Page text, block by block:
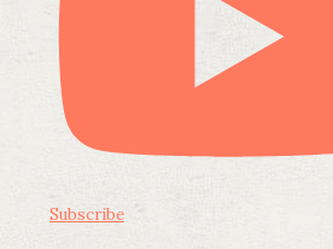
Subscribe